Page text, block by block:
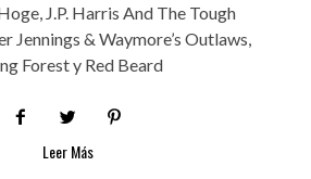
J.P. Harris And The Tough
Jennings & Waymore’s Outlaws,
Forest y Red Beard
Leer Más